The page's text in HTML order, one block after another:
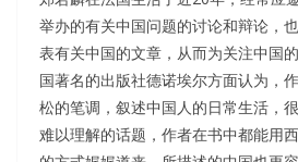
举办的有关中国问题的讨论和辩论，
表有关中国的文章，从而为关注中国
国著名的出版社德诺埃尔方面认为，
松的笔调，叙述中国人的日常生活，
难以理解的话题，作者在书中都能用